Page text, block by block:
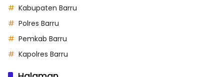
Kabupaten Barru
Polres Barru
Pemkab Barru
Kapolres Barru